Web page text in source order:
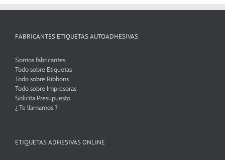
FABRICANTES ETIQUETAS AUTOADHESIVAS
Somos fabricantes
Todo sobre Etiquetas
Todo sobre Ribbons
Todo sobre Impresoras
Solicita Presupuesto
¿ Te llamamos ?
ETIQUETAS ADHESIVAS ONLINE